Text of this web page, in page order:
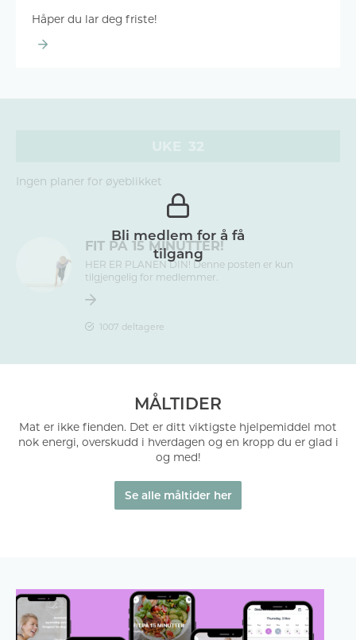
Håper du lar deg friste!
Ingen planer for øyeblikket
FIT PÅ 15 MINUTTER!
HER ER PLANEN DIN! Denne posten er kun
tilgjengelig for medlemmer.
1007 deltagere
MÅLTIDER
Mat er ikke fienden. Det er ditt viktigste hjelpemiddel mot
nok energi, overskudd i hverdagen og en kropp du er glad i
og med!
Se alle måltider her